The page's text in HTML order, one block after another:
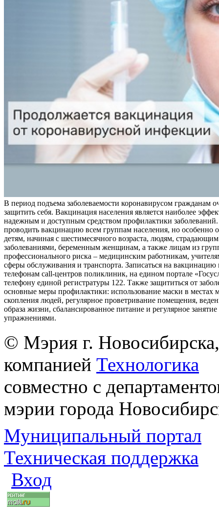
В период подъема заболеваемости коронавирусом гражданам
защитить себя. Вакцинация населения является наиболее
надежным и доступным средством профилактики заболеваний.
проводить вакцинацию всем группам населения, но особенно
детям, начиная с шестимесячного возраста, людям,
заболеваниями, беременным женщинам, а также лицам из
профессионального риска – медицинским работникам,
сферы обслуживания и транспорта. Записаться на
телефонам call-центров поликлиник, на едином портале
телефону единой регистратуры 122. Также защититься от
основные меры профилактики: использование маски в местах
скопления людей, регулярное проветривание помещения,
образа жизни, сбалансированное питание и регулярное
упражнениями.
© Мэрия г.
компанией Технологика
совместно с
мэрии города
Муниципальный портал
Техническая поддержка
Вход